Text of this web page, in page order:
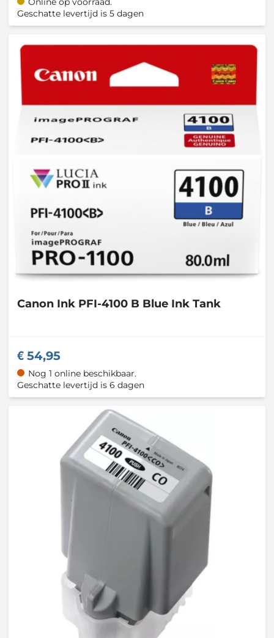
Geschatte levertijd is 5 dagen
Canon Ink PFI-4100 B Blue Ink Tank
54,95
Nog 1 online beschikbaar.
Geschatte levertijd is 6 dagen